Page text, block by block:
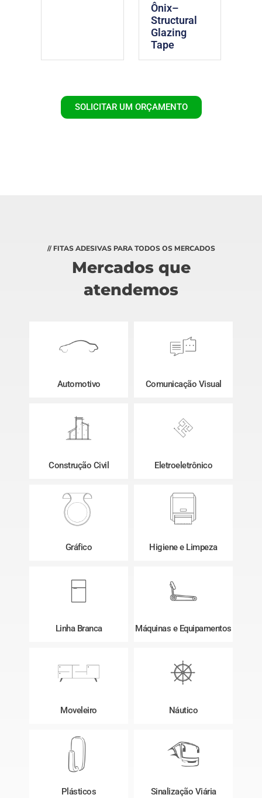
Ônix–
Structural
Glazing
Tape
SOLICITAR UM ORÇAMENTO
// FITAS ADESIVAS PARA TODOS OS MERCADOS
Mercados que
atendemos
Automotivo Comunicação Visual
Construção Civil Eletroeletrônico
Gráfico Higiene e Limpeza
Linha Branca Máquinas e Equipamentos
Moveleiro Náutico
Plásticos Sinalização Viária